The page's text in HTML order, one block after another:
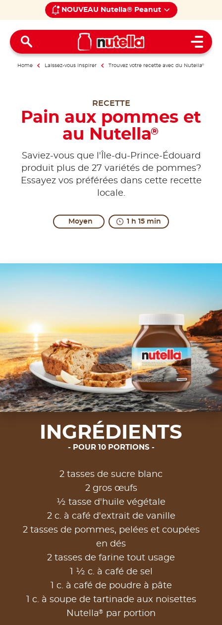
NOUVEAU Nutella® Peanut
Open
Home Laissez-vous inspirer Trouvez votre recette avec du Nutella®
RECETTE
Pain aux pommes et
au Nutella®
Saviez-vous que l'Île-du-Prince-Édouard
produit plus de 27 variétés de pommes?
Essayez vos préférées dans cette recette
locale.
Moyen 1 h 15 min
INGRÉDIENTS
POUR 10 PORTIONS
2 tasses de sucre blanc
2 gros œufs
½ tasse d'huile végétale
2 c. à café d'extrait de vanille
2 tasses de pommes, pelées et coupées
en dés
2 tasses de farine tout usage
1 ½ c. à café de sel
1 c. à café de poudre à pâte
1 c. à soupe de tartinade aux noisettes
Nutella® par portion